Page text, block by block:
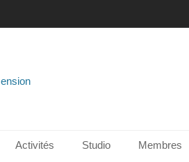
Activités Studio Membres